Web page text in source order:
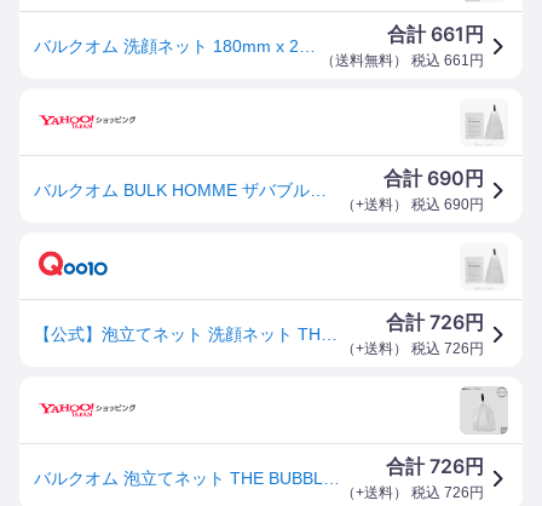
合計661 円
（送料無料） 税込 661 円
合計690 円
（+送料） 税込 690円
合計726円
（+送料） 税込 726 円
合計726円
（+送料） 税込 726 円